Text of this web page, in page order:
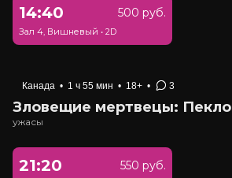
14:40 500 руб.
Зал 4, Вишневый • 2D
Канада • 1 ч 55 мин • 18+ • 3
Зловещие мертвецы: Пекло
ужасы
21:20 550 руб.